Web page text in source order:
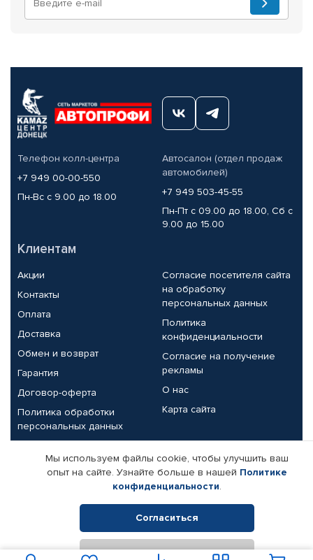
Телефон колл-центра
+7 949 00-00-550
Пн-Вс с 9.00 до 18.00
Автосалон (отдел продаж
автомобилей)
+7 949 503-45-55
Пн-Пт с 09.00 до 18.00, Сб с
9.00 до 15.00
Клиентам
Акции
Контакты
Оплата
Доставка
Обмен и возврат
Гарантия
Договор-оферта
Политика обработки
персональных данных
Согласие посетителя сайта
на обработку
персональных данных
Политика
конфиденциальности
Согласие на получение
рекламы
О нас
Карта сайта
Партнерам
Корпоративным клиентам
Поставщикам
Реквизиты компании
© КАМАЗ ЦЕНТР ДОНЕЦК, 2015-2026. Все права защищены.
Мы используем файлы cookie, чтобы улучшить ваш
опыт на сайте. Узнайте больше в нашей Политике
конфиденциальности.
Согласиться
Отклонить